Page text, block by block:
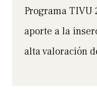
Programa TIVU
aporte a la
alta valoración